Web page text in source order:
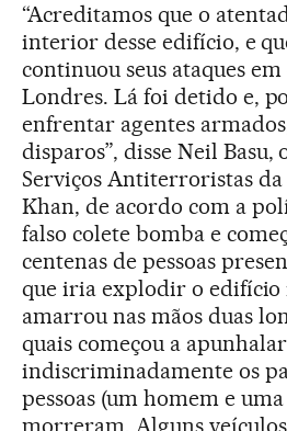
“Acreditamos que o
interior desse edifício, e
continuou seus ataques
Londres. Lá foi detido e,
enfrentar agentes
disparos”, disse Neil Basu,
Serviços Antiterroristas da
Khan, de acordo com a
falso colete bomba e
centenas de pessoas
que iria explodir o
amarrou nas mãos duas
quais começou a apunhalar
indiscriminadamente os
pessoas (um homem e
morreram. Alguns